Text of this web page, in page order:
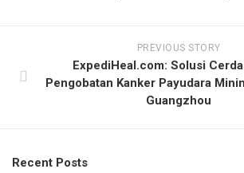
PREVIOUS STORY
ExpediHeal.com: Solusi
Pengobatan Kanker Payudara
Guangzhou
Recent Posts